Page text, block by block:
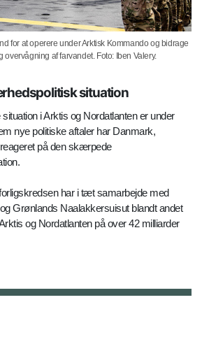
for at operere under Arktisk Kommando og bidrage
af farvandet. Foto: Iben Valery.
situation
i Arktis og Nordatlanten er under
nye politiske aftaler har Danmark,
på den skærpede
har i tæt samarbejde med
Grønlands Naalakkersuisut blandt andet
og Nordatlanten på over 42 milliarder